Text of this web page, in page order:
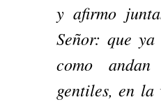
y afirmo
Señor: que
como
gentiles, en la